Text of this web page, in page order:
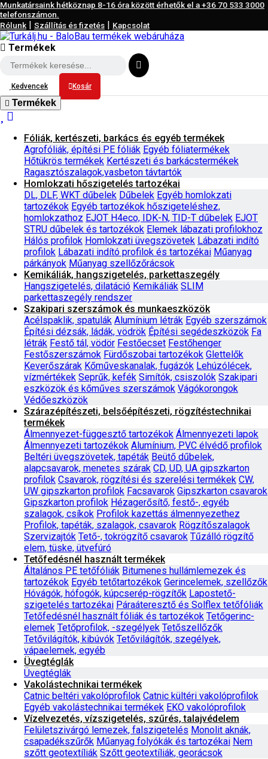
Munkatársaink hétköznap 8-16 óra között érhetők el a+36 70 533 3000
telefonszámon.
Rólunk | Szállítás és fizetés | Kapcsolat
Termékek
Kedvencek Kosár
Termékek
Fóliák, kertészeti, barkács és egyéb termékek
Agrofóliák, építési PE fóliák Egyéb fóliatermékek
Hőtükrös termékek Kertészeti és barkácstermékek
Ragasztószalagok,vasbeton távtartók
Homlokzati hőszigetelés tartozékai
DL, DLF, WKT dűbelek Dűbelek Egyéb homlokzati
tartozékok Egyéb tartozékok hőszigeteléshez,
homlokzathoz EJOT H4eco, IDK-N, TID-T dűbelek EJOT
STRU dűbelek és tartozékok Elemek lábazati profilokhoz
Hálós profilok Homlokzati üvegszövetek Lábazati indító
profilok Lábazati indító profilok és tartozékai Műanyag
párkányok Műanyag szellőzőrácsok
Kemikáliák, hangszigetelés, parkettaszegély
Hangszigetelés, dilatáció Kemikáliák SLIM
parkettaszegély rendszer
Szakipari szerszámok és munkaeszközök
Acélspaklik, spatulák Alumínium létrák Egyéb szerszámok
Építési dézsák, ládák, vödrök Építési segédeszközök Fa
létrák Festő tál, vödör Festőecset Festőhenger
Festőszerszámok Fürdőszobai tartozékok Glettelők
Keverőszárak Kőműveskanalak, fugázók Lehúzólécek,
vízmértékek Seprűk, kefék Simítók, csiszolók Szakipari
eszközök és kőműves szerszámok Vágókorongok
Védőeszközök
Szárazépítészeti, belsőépítészeti, rögzítéstechnikai
termékek
Álmennyezet-függesztő tartozékok Álmennyezeti lapok
Álmennyezeti tartozékok Alumínium, PVC élvédő profilok
Beltéri üvegszövetek, tapéták Beütő dűbelek,
alapcsavarok, menetes szárak CD, UD, UA gipszkarton
profilok Csavarok, rögzítési és szerelési termékek CW,
UW gipszkarton profilok Facsavarok Gipszkarton csavarok
Gipszkarton profilok Hézagerősítő, festő-, egyéb
szalagok, csíkok Profilok kazettás álmennyezethez
Profilok, tapéták, szalagok, csavarok Rögzítőszalagok
Szervizajtók Tető-, tokrögzítő csavarok Tűzálló rögzítő
elem, tüske, ütvefúró
Tetőfedésnél használt termékek
Általános PE tetőfóliák Bitumenes hullámlemezek és
tartozékok Egyéb tetőtartozékok Gerincelemek, szellőzők
Hóvágók, hófogók, kúpcserép-rögzítők Lapostető-
szigetelés tartozékai Páraáteresztő és Solflex tetőfóliák
Tetőfedésnél használt fóliák és tartozékok Tetőgerinc-
elemek Tetőprofilok, -szegélyek Tetőszellőzők
Tetővilágítók, kibúvók Tetővilágítók, szegélyek,
vápaelemek, egyéb
Üvegtéglák
Üvegtéglák
Vakolástechnikai termékek
Catnic beltéri vakolóprofilok Catnic kültéri vakolóprofilok
Egyéb vakolástechnikai termékek EKO vakolóprofilok
Vízelvezetés, vízszigetelés, szűrés, talajvédelem
Felületszivárgó lemezek, falszigetelés Monolit aknák,
csapadékszűrők Műanyag folyókák és tartozékai Nem
szőtt geotextíliák Szőtt geotextíliák, georácsok